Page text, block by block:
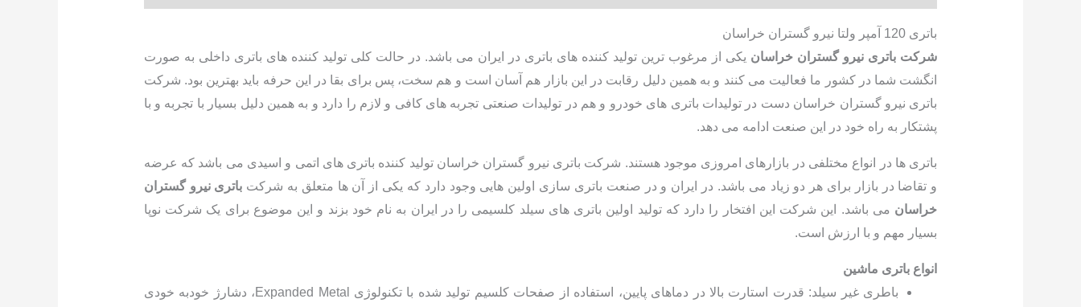
باتری 120 آمپر ولتا نیرو گستران خراسان
شرکت باتری نیرو گستران خراسان یکی از مرغوب ترین تولید کننده های باتری در ایران می باشد. در حالت کلی تولید کننده های باتری داخلی به صورت
انگشت شما در کشور ما فعالیت می کنند و به همین دلیل رقابت در این بازار هم آسان است و هم سخت، پس برای بقا در این حرفه باید بهترین بود. شرکت
باتری نیرو گستران خراسان دست در تولیدات باتری های خودرو و هم در تولیدات صنعتی تجربه های کافی و لازم را دارد و به همین دلیل بسیار با تجربه و با
پشتکار به راه خود در این صنعت ادامه می دهد.
باتری ها در انواع مختلفی در بازارهای امروزی موجود هستند. شرکت باتری نیرو گستران خراسان تولید کننده باتری های اتمی و اسیدی می باشد که عرضه
و تقاضا در بازار برای هر دو زیاد می باشد. در ایران و در صنعت باتری سازی اولین هایی وجود دارد که یکی از آن ها متعلق به شرکت باتری نیرو گستران
خراسان می باشد. این شرکت این افتخار را دارد که تولید اولین باتری های سیلد کلسیمی را در ایران به نام خود بزند و این موضوع برای یک شرکت نوپا
بسیار مهم و با ارزش است.
انواع باتری ماشین
باطری غیر سیلد: قدرت استارت بالا در دماهای پایین، استفاده از صفحات کلسیم تولید شده با تکنولوژی Expanded Metal، دشارژ خودبه خودی